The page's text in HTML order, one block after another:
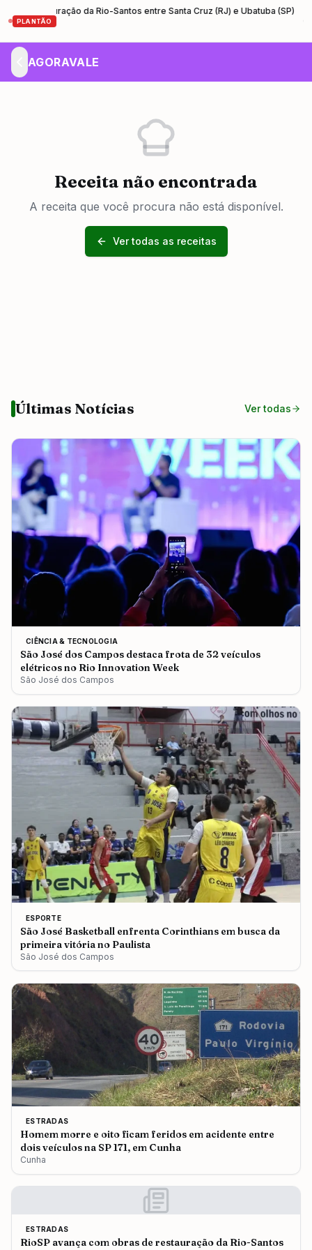
PLANTÃO
restauração da Rio-Santos entre Santa Cruz (RJ) e Ubatuba (SP)
AGORAVALE
Receita não encontrada
A receita que você procura não está disponível.
Ver todas as receitas
Últimas Notícias Ver todas
CIÊNCIA & TECNOLOGIA
São José dos Campos destaca frota de 32 veículos
elétricos no Rio Innovation Week
São José dos Campos
ESPORTE
São José Basketball enfrenta Corinthians em busca da
primeira vitória no Paulista
São José dos Campos
ESTRADAS
Homem morre e oito ficam feridos em acidente entre
dois veículos na SP 171, em Cunha
Cunha
ESTRADAS
RioSP avança com obras de restauração da Rio-Santos